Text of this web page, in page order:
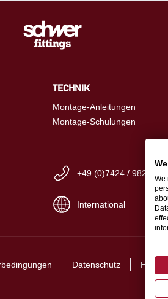
TECHNIK
Montage-Anleitungen
Montage-Schulungen
+49 (0)7424 / 9825-0
International
Datenschutz
We